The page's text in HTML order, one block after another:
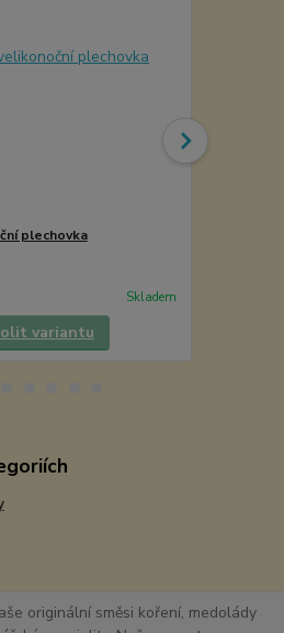
plechovka
Skladem
variantu
originální směsi koření, medolády